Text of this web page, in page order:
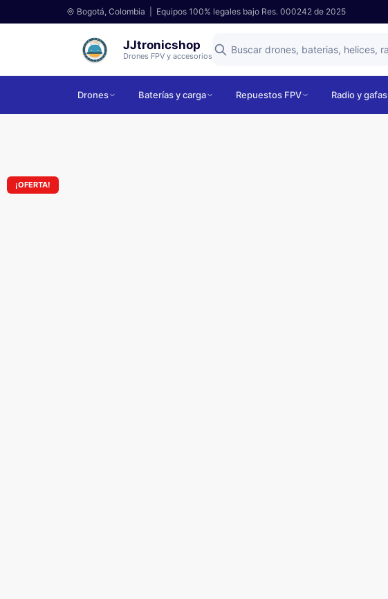
Bogotá, Colombia | Equipos 100% legales bajo Res. 000242 de 2025
JJtronicshop
Drones FPV y accesorios
Drones Baterías y carga Repuestos FPV Radio y gafas
¡OFERTA!